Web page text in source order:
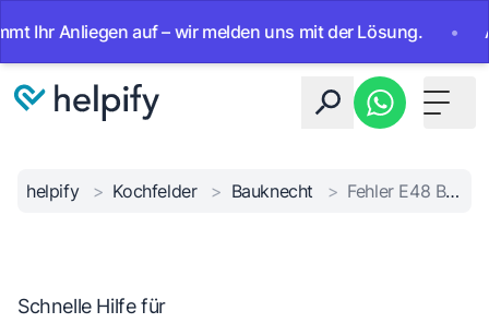
auf – wir melden uns mit der Lösung. • Ab
Toggle
helpify > Kochfelder > Bauknecht > Fehler E48 Bauknecht
Schnelle Hilfe für